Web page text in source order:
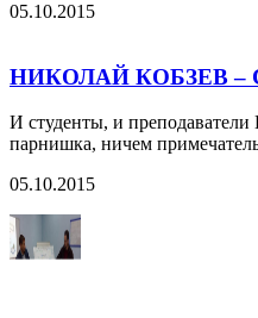
05.10.2015
НИКОЛАЙ КОБЗЕВ –
И студенты, и
парнишка, ничем
05.10.2015